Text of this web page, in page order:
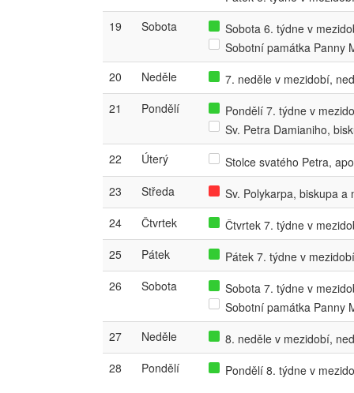
19
Sobota
Sobota 6. týdne v
Sobotní památka Panny
20
Neděle
7. neděle v mezidobí,
21
Pondělí
Pondělí 7. týdne v
Sv. Petra Damianiho,
22
Úterý
Stolce svatého Petra,
23
Středa
Sv. Polykarpa, biskupa
24
Čtvrtek
Čtvrtek 7. týdne v
25
Pátek
Pátek 7. týdne v
26
Sobota
Sobota 7. týdne v
Sobotní památka Panny
27
Neděle
8. neděle v mezidobí,
28
Pondělí Pondělí 8. týdne v